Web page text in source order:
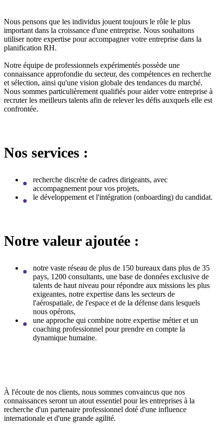
Nous pensons que les individus jouent toujours le rôle le plus
important dans la croissance d'une entreprise. Nous souhaitons
utiliser notre expertise pour accompagner votre entreprise dans la
planification RH.
Notre équipe de professionnels expérimentés possède une
connaissance approfondie du secteur, des compétences en recherche
et sélection, ainsi qu'une vision globale des tendances du marché.
Nous sommes particulièrement qualifiés pour aider votre entreprise à
recruter les meilleurs talents afin de relever les défis auxquels elle est
confrontée.
Nos services :
recherche discrète de cadres dirigeants, avec
accompagnement pour vos projets,
le développement et l'intégration (onboarding) du candidat.
Notre valeur ajoutée :
notre vaste réseau de plus de 150 bureaux dans plus de 35
pays, 1200 consultants, une base de données exclusive de
talents de haut niveau pour répondre aux missions les plus
exigeantes, notre expertise dans les secteurs de
l'aérospatiale, de l'espace et de la défense dans lesquels
nous opérons,
une approche qui combine notre expertise métier et un
coaching professionnel pour prendre en compte la
dynamique humaine.
À l'écoute de nos clients, nous sommes convaincus que nos
connaissances seront un atout essentiel pour les entreprises à la
recherche d'un partenaire professionnel doté d'une influence
internationale et d'une grande agilité.